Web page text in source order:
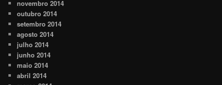
novembro 2014
outubro 2014
setembro 2014
agosto 2014
julho 2014
junho 2014
maio 2014
abril 2014